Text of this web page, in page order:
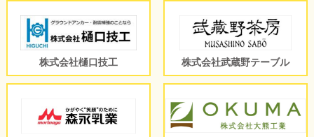
株式会社樋口技工 株式会社武蔵野テーブル